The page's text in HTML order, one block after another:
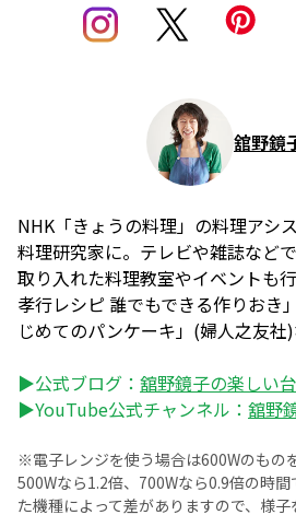
舘野鏡
NHK「きょうの料理」の料理アシ
料理研究家に。テレビや雑誌など
取り入れた料理教室やイベントも
孝行レシピ 誰でもできる作りおき
じめてのパンケーキ」(婦人之友社)
▶公式ブログ： 舘野鏡子の楽しい
▶YouTube公式チャンネル： 舘野
※電子レンジを使う場合は600Wのもの
500Wなら1.2倍、700Wなら0.9倍の時
た機種によって差がありますので、様